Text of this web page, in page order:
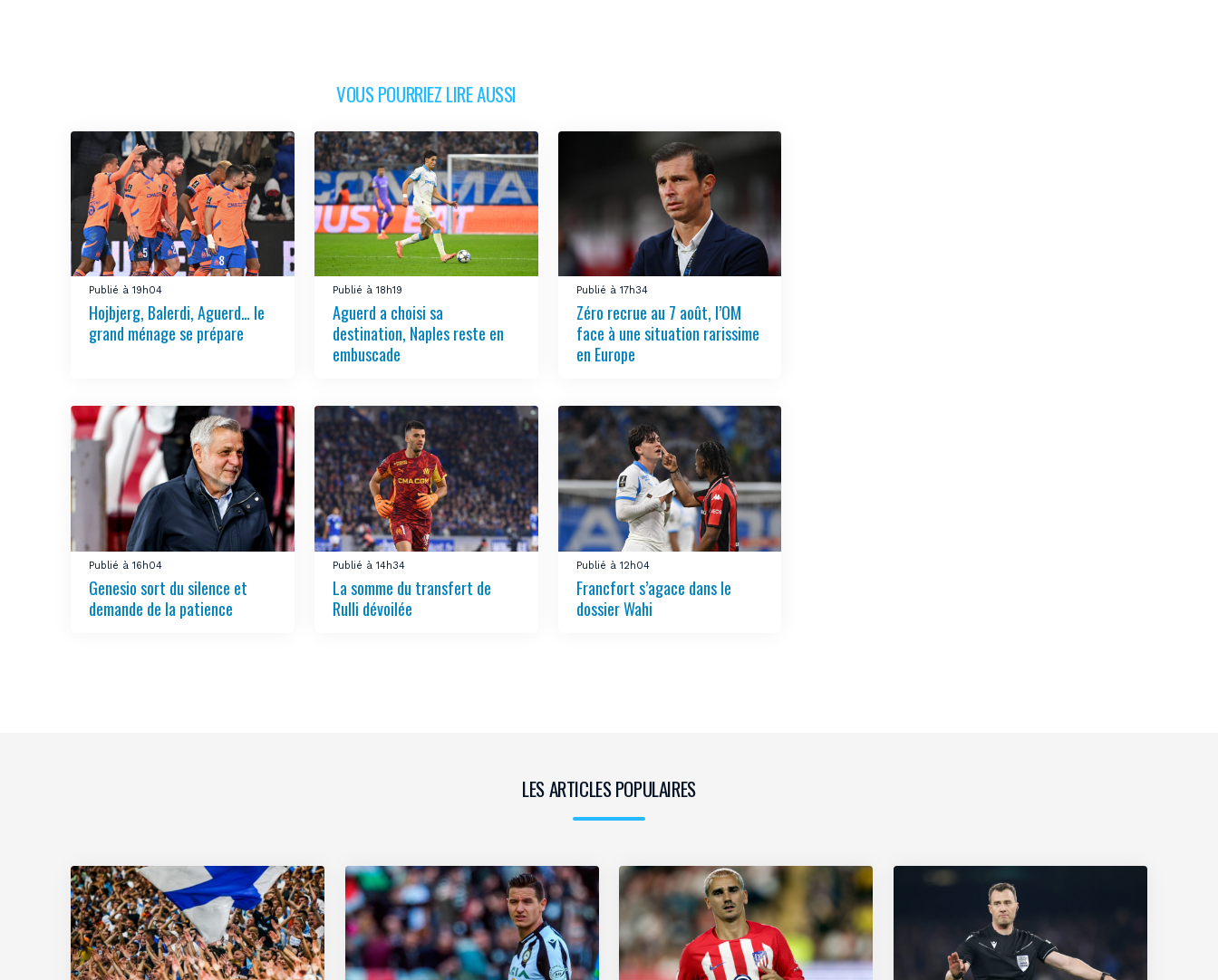
VOUS POURRIEZ LIRE AUSSI
Publié à 19h04
Hojbjerg, Balerdi, Aguerd… le
grand ménage se prépare
Publié à 18h19
Aguerd a choisi sa
destination, Naples reste en
embuscade
Publié à 17h34
Zéro recrue au 7 août, l’OM
face à une situation rarissime
en Europe
Publié à 16h04
Genesio sort du silence et
demande de la patience
Publié à 14h34
La somme du transfert de
Rulli dévoilée
Publié à 12h04
Francfort s’agace dans le
dossier Wahi
LES ARTICLES POPULAIRES